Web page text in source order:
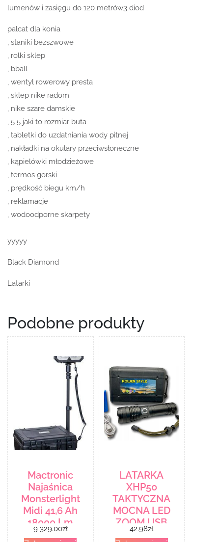
lumenów i zasięgu do 120 metrów3 diod
palcat dla konia
, staniki bezszwowe
, rolki sklep
, bball
, wentyl rowerowy presta
, sklep nike radom
, nike szare damskie
, 5 5 jaki to rozmiar buta
, tabletki do uzdatniania wody pitnej
, nakładki na okulary przeciwsłoneczne
, kąpielówki młodzieżowe
, termos gorski
, prędkość biegu km/h
, reklamacje
, wodoodporne skarpety
yyyyy
Black Diamond
Latarki
Podobne produkty
Mactronic
Najaśnica
Monsterlight
Midi 41,6 Ah
18000 Lm
9 329.00zł
LATARKA
XHP50
TAKTYCZNA
MOCNA LED
ZOOM USB
42.98zł